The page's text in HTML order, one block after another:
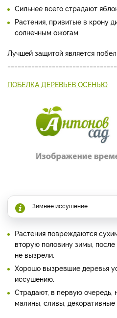
Сильнее всего страдают
Растения, привитые в крону
солнечным ожогам.
Лучшей защитой является
ПОБЕЛКА ДЕРЕВЬЕВ ОСЕНЬЮ
Зимнее иссушение
Растения повреждаются
вторую половину зимы,
не вызрели.
Хорошо вызревшие деревья
иссушению.
Страдают, в первую очередь,
малины, сливы, декоративные